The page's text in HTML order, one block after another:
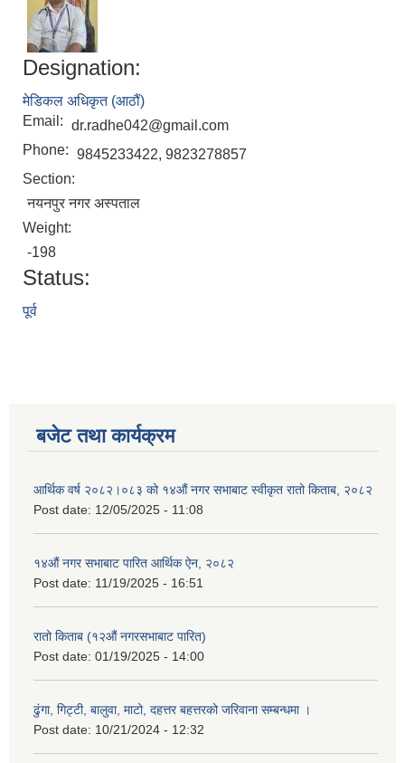
Designation:
मेडिकल अधिकृत (आठौं)
Email: dr.radhe042@gmail.com
Phone: 9845233422, 9823278857
Section:
नयनपुर नगर अस्पताल
Weight:
-198
Status:
पूर्व
बजेट तथा कार्यक्रम
आर्थिक वर्ष २०८२।०८३ को १४औं नगर सभाबाट स्वीकृत रातो किताब, २०८२
Post date: 12/05/2025 - 11:08
१४औं नगर सभाबाट पारित आर्थिक ऐन, २०८२
Post date: 11/19/2025 - 16:51
रातो किताब (१२औं नगरसभाबाट पारित)
Post date: 01/19/2025 - 14:00
ढुंगा, गिट्टी, बालुवा, माटो, दहत्तर बहत्तरको जरिवाना सम्बन्धमा ।
Post date: 10/21/2024 - 12:32